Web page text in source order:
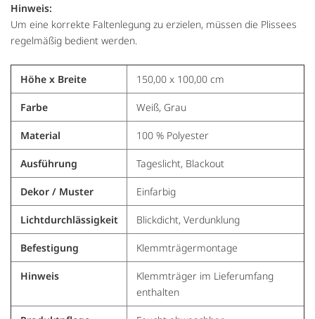
Hinweis:
Um eine korrekte Faltenlegung zu erzielen, müssen die Plissees
regelmäßig bedient werden.
Höhe x Breite 150,00 x 100,00 cm
Farbe Weiß, Grau
Material 100 % Polyester
Ausführung Tageslicht, Blackout
Dekor / Muster Einfarbig
Lichtdurchlässigkeit Blickdicht, Verdunklung
Befestigung Klemmträgermontage
Hinweis
Klemmträger im Lieferumfang
enthalten